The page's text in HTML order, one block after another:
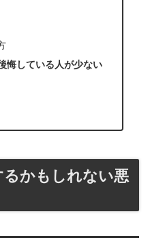
悔している人が少ない
るかもしれない悪